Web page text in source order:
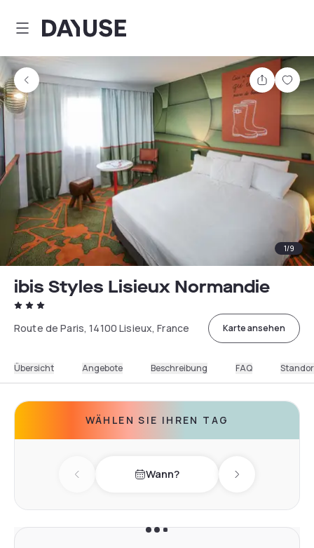
Dayuse
Teilen
1/9
ibis Styles Lisieux Normandie
Route de Paris, 14100 Lisieux, France Karte ansehen
Übersicht Angebote Beschreibung FAQ
WÄHLEN SIE IHREN TAG
Previous day Wann? Next day